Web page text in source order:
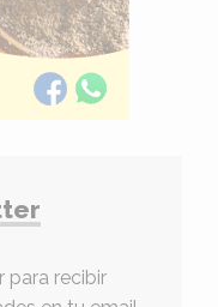
para recibir